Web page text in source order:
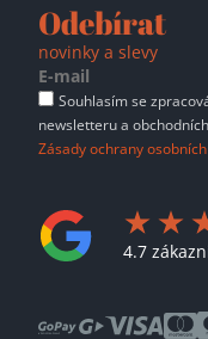
Odebírat
novinky a slevy
Souhlasím se
newsletteru a
Zásady ochrany
4.7